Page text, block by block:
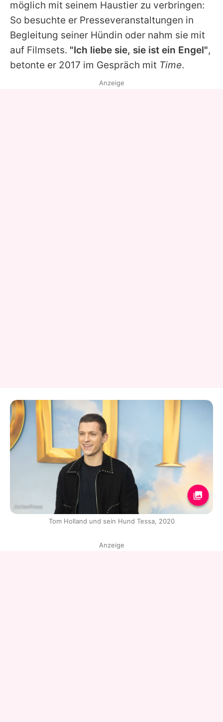
möglich mit seinem Haustier zu verbringen:
So besuchte er Presseveranstaltungen in
Begleitung seiner Hündin oder nahm sie mit
auf Filmsets. "Ich liebe sie, sie ist ein Engel",
betonte er 2017 im Gespräch mit Time.
Anzeige
ActionPress
Tom Holland und sein Hund Tessa, 2020
Anzeige